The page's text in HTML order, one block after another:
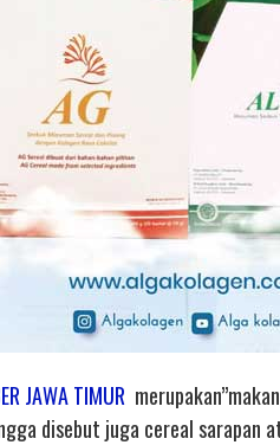
JAWA TIMUR
disebut juga cereal sarapan